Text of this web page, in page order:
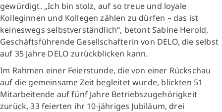
gewürdigt. „Ich bin stolz, auf so treue und loyale
Kolleginnen und Kollegen zählen zu dürfen – das ist
keineswegs selbstverständlich“, betont Sabine Herold,
Geschäftsführende Gesellschafterin von DELO, die selbst
auf 35 Jahre DELO zurückblicken kann.
Im Rahmen einer Feierstunde, die von einer Rückschau
auf die gemeinsame Zeit begleitet wurde, blickten 51
Mitarbeitende auf fünf Jahre Betriebszugehörigkeit
zurück, 33 feierten ihr 10-jähriges Jubiläum, drei